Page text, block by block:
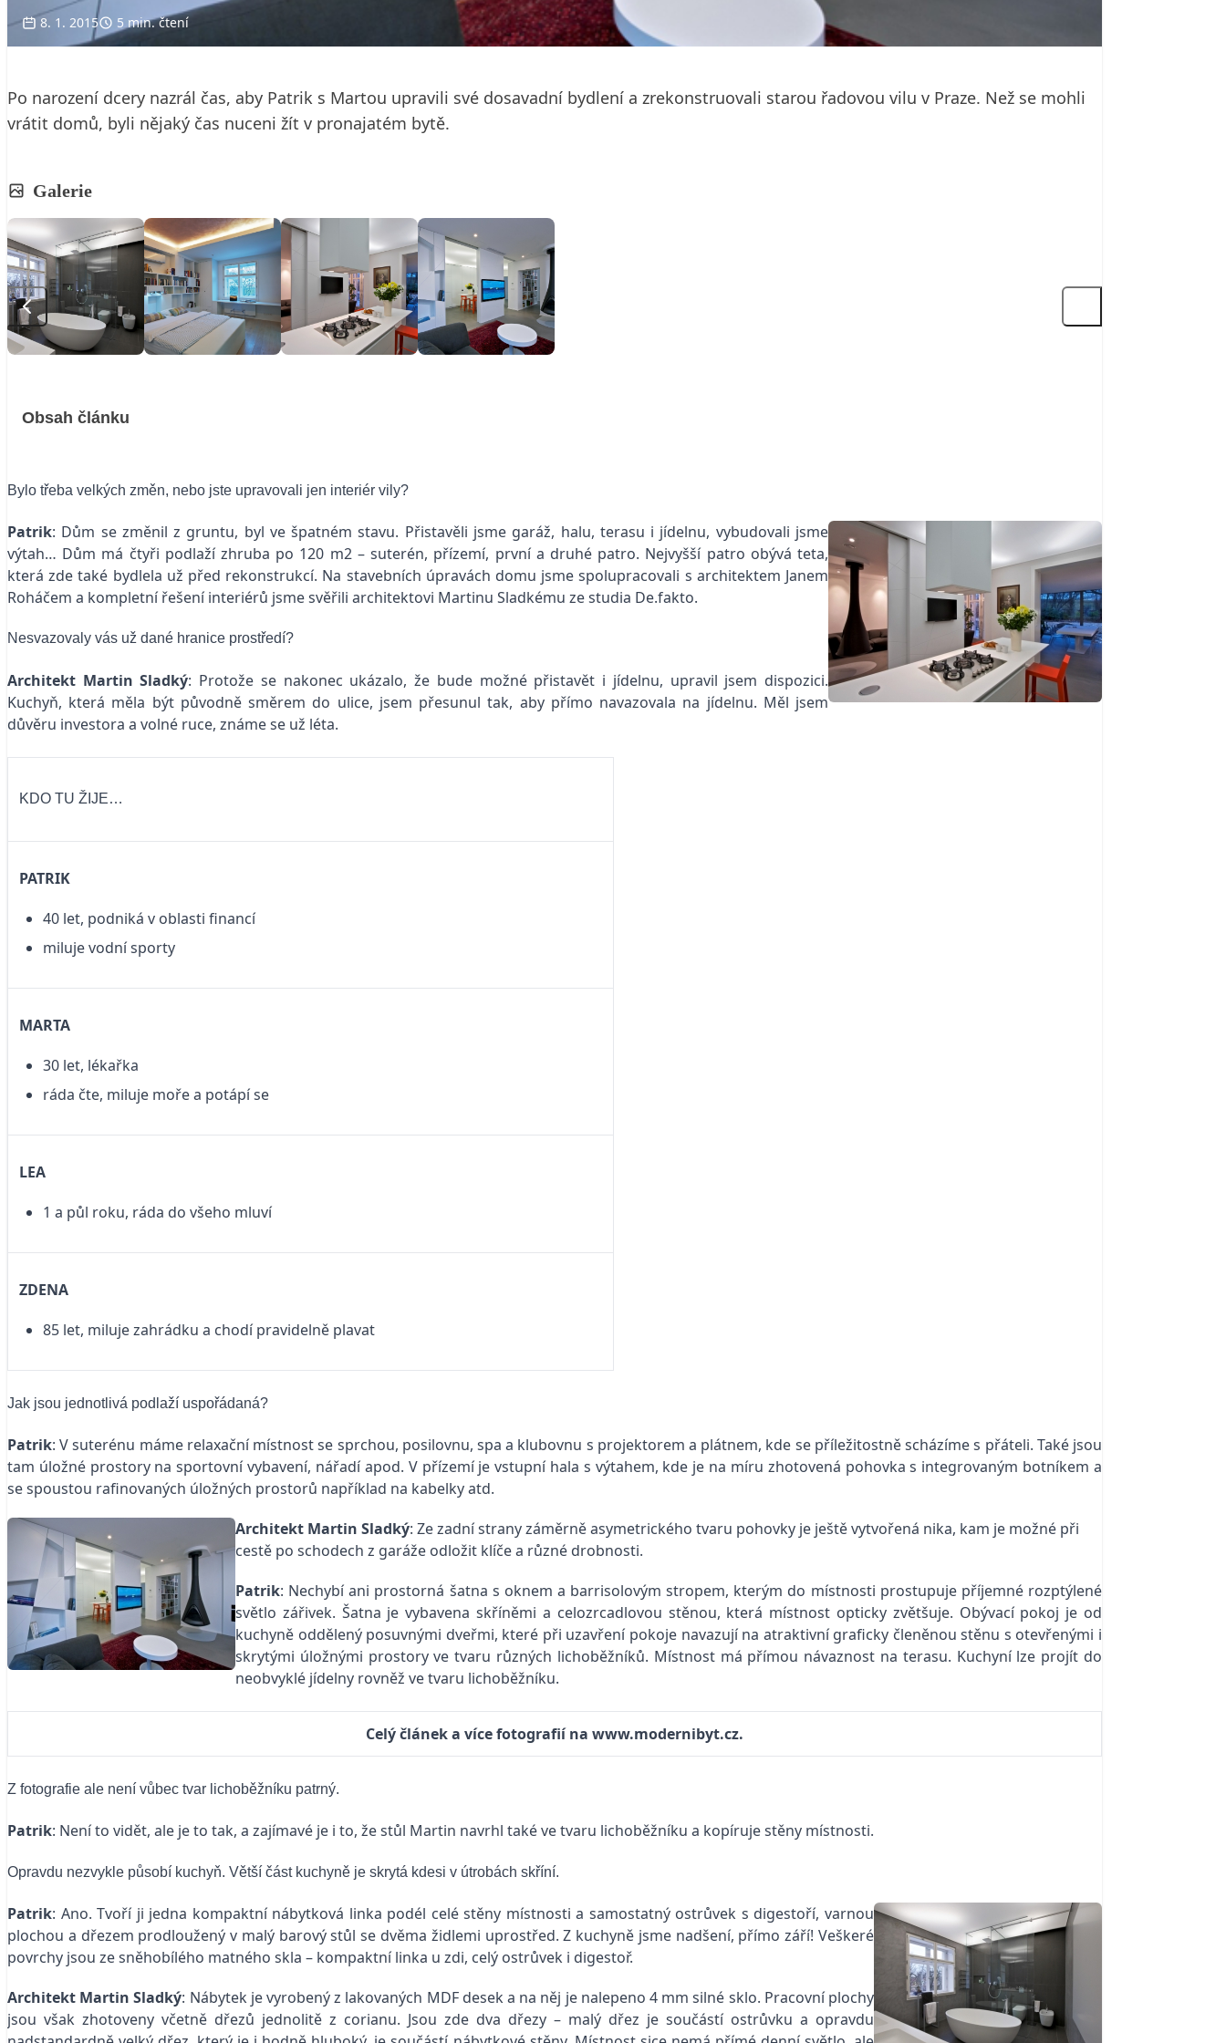
8. 1. 2015 5 min. čtení
Po narození dcery nazrál čas, aby Patrik s Martou upravili své dosavadní bydlení a zrekonstruovali starou řadovou vilu v Praze. Než se mohli
vrátit domů, byli nějaký čas nuceni žít v pronajatém bytě.
Galerie
Obsah článku
Bylo třeba velkých změn, nebo jste upravovali jen interiér vily?
Patrik: Dům se změnil z gruntu, byl ve špatném stavu. Přistavěli jsme garáž, halu, terasu i jídelnu, vybudovali jsme
výtah… Dům má čtyři podlaží zhruba po 120 m2 – suterén, přízemí, první a druhé patro. Nejvyšší patro obývá teta,
která zde také bydlela už před rekonstrukcí. Na stavebních úpravách domu jsme spolupracovali s architektem Janem
Roháčem a kompletní řešení interiérů jsme svěřili architektovi Martinu Sladkému ze studia De.fakto.
Nesvazovaly vás už dané hranice prostředí?
Architekt Martin Sladký: Protože se nakonec ukázalo, že bude možné přistavět i jídelnu, upravil jsem dispozici.
Kuchyň, která měla být původně směrem do ulice, jsem přesunul tak, aby přímo navazovala na jídelnu. Měl jsem
důvěru investora a volné ruce, známe se už léta.
KDO TU ŽIJE…
PATRIK
40 let, podniká v oblasti financí
miluje vodní sporty
MARTA
30 let, lékařka
ráda čte, miluje moře a potápí se
LEA
1 a půl roku, ráda do všeho mluví
ZDENA
85 let, miluje zahrádku a chodí pravidelně plavat
Jak jsou jednotlivá podlaží uspořádaná?
Patrik: V suterénu máme relaxační místnost se sprchou, posilovnu, spa a klubovnu s projektorem a plátnem, kde se příležitostně scházíme s přáteli. Také jsou
tam úložné prostory na sportovní vybavení, nářadí apod. V přízemí je vstupní hala s výtahem, kde je na míru zhotovená pohovka s integrovaným botníkem a
se spoustou rafinovaných úložných prostorů například na kabelky atd.
Architekt Martin Sladký: Ze zadní strany záměrně asymetrického tvaru pohovky je ještě vytvořená nika, kam je možné při
cestě po schodech z garáže odložit klíče a různé drobnosti.
Patrik: Nechybí ani prostorná šatna s oknem a barrisolovým stropem, kterým do místnosti prostupuje příjemné rozptýlené
světlo zářivek. Šatna je vybavena skříněmi a celozrcadlovou stěnou, která místnost opticky zvětšuje. Obývací pokoj je od
kuchyně oddělený posuvnými dveřmi, které při uzavření pokoje navazují na atraktivní graficky členěnou stěnu s otevřenými i
skrytými úložnými prostory ve tvaru různých lichoběžníků. Místnost má přímou návaznost na terasu. Kuchyní lze projít do
neobvyklé jídelny rovněž ve tvaru lichoběžníku.
Celý článek a více fotografií na www.modernibyt.cz.
Z fotografie ale není vůbec tvar lichoběžníku patrný.
Patrik: Není to vidět, ale je to tak, a zajímavé je i to, že stůl Martin navrhl také ve tvaru lichoběžníku a kopíruje stěny místnosti.
Opravdu nezvykle působí kuchyň. Větší část kuchyně je skrytá kdesi v útrobách skříní.
Patrik: Ano. Tvoří ji jedna kompaktní nábytková linka podél celé stěny místnosti a samostatný ostrůvek s digestoří, varnou
plochou a dřezem prodloužený v malý barový stůl se dvěma židlemi uprostřed. Z kuchyně jsme nadšení, přímo září! Veškeré
povrchy jsou ze sněhobílého matného skla – kompaktní linka u zdi, celý ostrůvek i digestoř.
Architekt Martin Sladký: Nábytek je vyrobený z lakovaných MDF desek a na něj je nalepeno 4 mm silné sklo. Pracovní plochy
jsou však zhotoveny včetně dřezů jednolitě z corianu. Jsou zde dva dřezy – malý dřez je součástí ostrůvku a opravdu